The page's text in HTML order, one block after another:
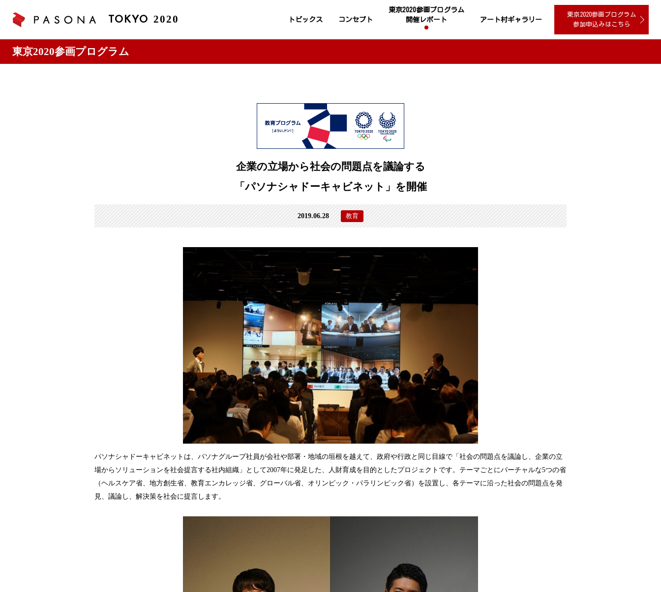
TOKYO 2020 トピックス コンセプト
東京2020参画プログラム
開催レポート
アート村ギャラリー
東京2020参画プログラム
参加申込みはこちら
東京2020参画プログラム
企業の立場から社会の問題点を議論する
「パソナシャドーキャビネット」を開催
2019.06.28 教育
パソナシャドーキャビネットは、パソナグループ社員が会社や部署・地域の垣根を越えて、政府や行政と同じ目線で「社会の問題点を議論し、企業の立
場からソリューションを社会提言する社内組織」として2007年に発足した、人財育成を目的としたプロジェクトです。テーマごとにバーチャルな5つの省
（ヘルスケア省、地方創生省、教育エンカレッジ省、グローバル省、オリンピック・パラリンピック省）を設置し、各テーマに沿った社会の問題点を発
見、議論し、解決策を社会に提言します。